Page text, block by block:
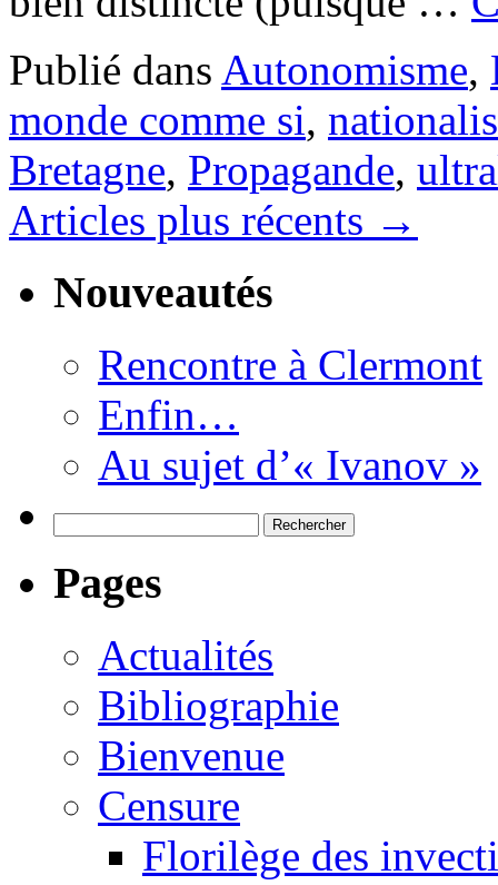
Publié dans Autonomisme,
monde comme si,
Bretagne, Propagande,
Articles plus récents →
Nouveautés
Rencontre à Clermont
Enfin…
Au sujet d’« Ivanov »
Pages
Actualités
Bibliographie
Bienvenue
Censure
Florilège des